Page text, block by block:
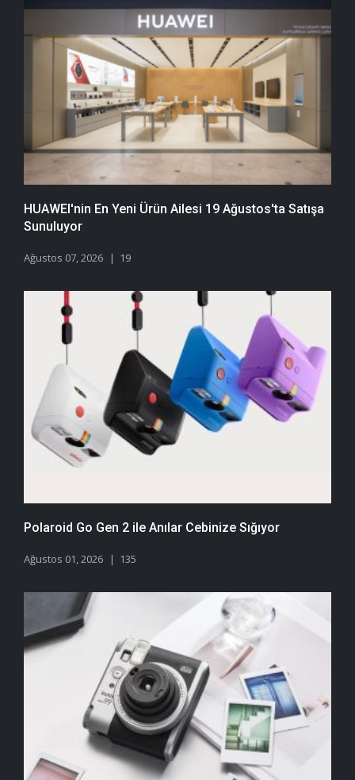
HUAWEI'nin En Yeni Ürün Ailesi 19 Ağustos'ta Satışa
Sunuluyor
Ağustos 07, 2026 19
Polaroid Go Gen 2 ile Anılar Cebinize Sığıyor
Ağustos 01, 2026 135